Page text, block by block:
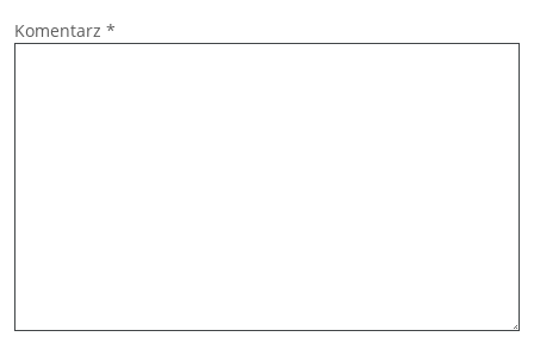
Komentarz *